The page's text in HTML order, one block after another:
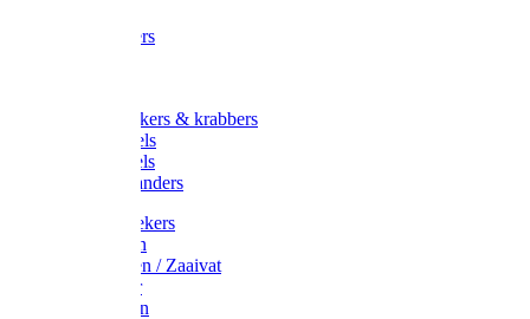
Tuinkrabbers
Onkruidstekers & krabbers
Hartschoffels
Ruitschoffels
Onkruidbranders
Graskantstekers
Verticuteren
Strooiwagen / Zaaivat
Grasmaaier
Grasscharen